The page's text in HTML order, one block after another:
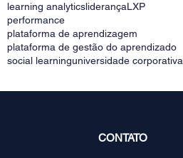
learning analyticsliderançaLXP
performance
plataforma de aprendizagem
plataforma de gestão do aprendizado
social learninguniversidade corporativa
CONTATO